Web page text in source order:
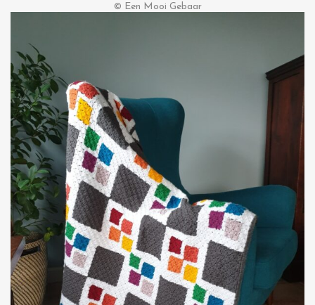
© Een Mooi Gebaar